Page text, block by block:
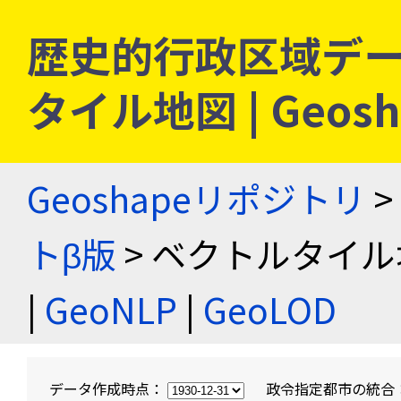
歴史的行政区域デ
タイル地図 |
Geoshapeリポジトリ >
トβ版 > ベクトルタイ
| GeoNLP | GeoLOD
データ作成時点： 政令指定都市の統